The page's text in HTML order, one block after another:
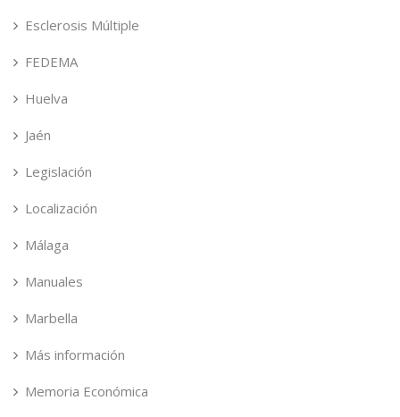
Esclerosis Múltiple
FEDEMA
Huelva
Jaén
Legislación
Localización
Málaga
Manuales
Marbella
Más información
Memoria Económica